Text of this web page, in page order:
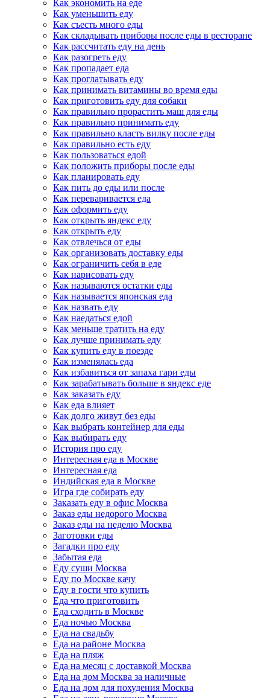
Как экономить на еде
Как уменьшить еду
Как съесть много еды
Как складывать приборы после еды в ресторане
Как рассчитать еду на день
Как разогреть еду
Как пропадает еда
Как проглатывать еду
Как принимать витамины во время еды
Как приготовить еду для собаки
Как правильно прорастить маш для еды
Как правильно принимать еду
Как правильно класть вилку после еды
Как правильно есть еду
Как пользоваться едой
Как положить приборы после еды
Как планировать еду
Как пить до еды или после
Как переваривается еда
Как оформить еду
Как открыть яндекс еду
Как открыть еду
Как отвлечься от еды
Как организовать доставку еды
Как ограничить себя в еде
Как нарисовать еду
Как называются остатки еды
Как называется японская еда
Как назвать еду
Как наедаться едой
Как меньше тратить на еду
Как лучше принимать еду
Как купить еду в поезде
Как изменялась еда
Как избавиться от запаха гари еды
Как зарабатывать больше в яндекс еде
Как заказать еду
Как еда влияет
Как долго живут без еды
Как выбрать контейнер для еды
Как выбирать еду
История про еду
Интересная еда в Москве
Интересная еда
Индийская еда в Москве
Игра где собирать еду
Заказать еду в офис Москва
Заказ еды недорого Москва
Заказ еды на неделю Москва
Заготовки еды
Загадки про еду
Забытая еда
Еду суши Москва
Еду по Москве качу
Еду в гости что купить
Еда что приготовить
Еда сходить в Москве
Еда ночью Москва
Еда на свадьбу
Еда на районе Москва
Еда на пляж
Еда на месяц с доставкой Москва
Еда на дом Москва за наличные
Еда на дом для похудения Москва